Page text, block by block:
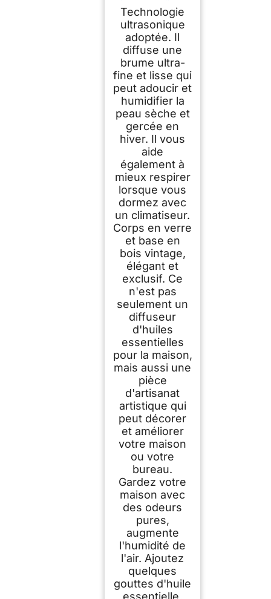
d'aromathérapie en
Verre Fait à la Main
avec Base en Bois,
alimenté par USB,
pour la Maison ou
Le Bureau
Technologie
ultrasonique
adoptée. Il
diffuse une
brume ultra-
fine et lisse qui
peut adoucir et
humidifier la
peau sèche et
gercée en
hiver. Il vous
aide
également à
mieux respirer
lorsque vous
dormez avec
un climatiseur.
Corps en verre
et base en
bois vintage,
élégant et
exclusif. Ce
n'est pas
seulement un
diffuseur
d'huiles
essentielles
pour la maison,
mais aussi une
pièce
d'artisanat
artistique qui
peut décorer
et améliorer
votre maison
ou votre
bureau.
Gardez votre
maison avec
des odeurs
pures,
augmente
l'humidité de
l'air. Ajoutez
quelques
gouttes d'huile
essentielle,